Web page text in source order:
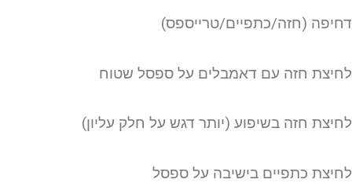
(חזה/כתפיים/טרייספס)
חזה עם דאמבלים על ספסל שטוח
חזה בשיפוע (יותר דגש על חלק עליון)
כתפיים בישיבה על ספסל